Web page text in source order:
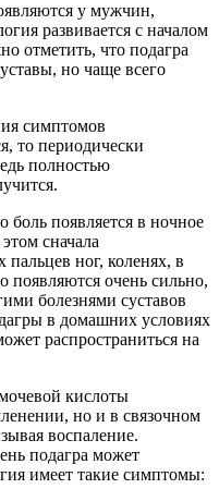
у мужчин,
развивается с началом
отметить, что подагра
но чаще всего
симптомов
то периодически
полностью
боль появляется в ночное
сначала
ног, коленях, в
очень сильно,
болезнями суставов
в домашних условиях
распространиться на
кислоты
но и в связочном
воспаление.
подагра может
имеет такие симптомы: